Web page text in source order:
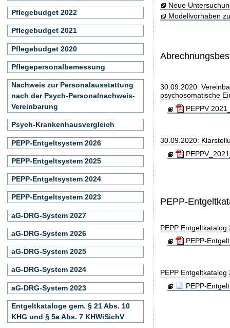
Neue
Modellvorhaben
30.09.2020:
psychosomatische
PEPPV
30.09.2020:
PEPP-
PEPP Entgeltkatalog
PEPP-
PEPP Entgeltkatalog
PEPP-
Pflegebudget 2022
Pflegebudget 2021
Pflegebudget 2020
Pflegepersonalbemessung
Nachweis zur Personalausstattung
nach der Psych-Personalnachweis-
Vereinbarung
Psych-Krankenhausvergleich
PEPP-Entgeltsystem 2026
PEPP-Entgeltsystem 2025
PEPP-Entgeltsystem 2024
PEPP-Entgeltsystem 2023
aG-DRG-System 2027
aG-DRG-System 2026
aG-DRG-System 2025
aG-DRG-System 2024
aG-DRG-System 2023
Entgeltkataloge gem. § 21 Abs. 10
KHG und § 5a Abs. 7 KHWiSichV